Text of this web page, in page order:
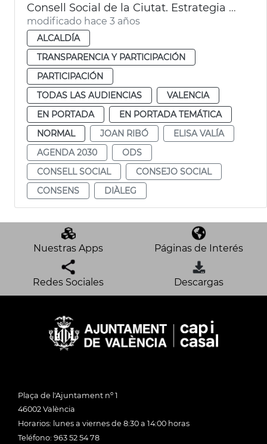
Consell Social de la Ciutat. Estrategia València 2030
modificado hace 3 años
ALCALDÍA
TRANSPARENCIA Y PARTICIPACIÓN
PARTICIPACIÓN
TODAS LAS AUDIENCIAS
VALENCIA
EN PORTADA
EN PORTADA TEMÁTICA
NORMAL
JOAN RIBÓ
ELISA VALÍA
AGENDA 2030
ODS
CONSELL SOCIAL
CONSEJO SOCIAL
CONSENS
DIÀLEG
Nuestras Apps Páginas de Interés
Redes Sociales Descargas
Plaça de l'Ajuntament nº 1
46002 València
Horarios: lunes a viernes de 8:30 a 14:00 horas
Teléfono: 963 52 54 78